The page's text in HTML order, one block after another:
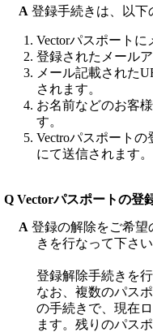
A 登録手続きは、以下
Vectorパスポートに
登録されたメール
メール記載された
されます。
お名前などのお客
す。
Vectroパスポート
にて送信されます。
Q Vectorパスポートの登
A 登録の解除をご希望
きを行なって下さい
登録解除手続きを
なお、複数のパス
の手続きで、現在
ます。残りのパス